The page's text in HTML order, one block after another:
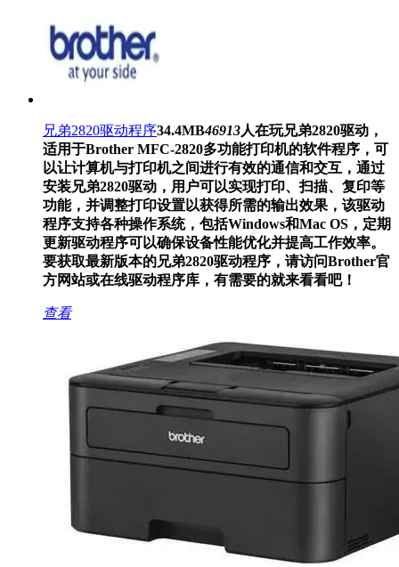
兄弟2820驱动程序34.4MB46913人在玩兄弟2820驱动，
适用于Brother MFC-2820多功能打印机的软件程序，可
以让计算机与打印机之间进行有效的通信和交互，通过
安装兄弟2820驱动，用户可以实现打印、扫描、复印等
功能，并调整打印设置以获得所需的输出效果，该驱动
程序支持各种操作系统，包括Windows和Mac OS，定期
更新驱动程序可以确保设备性能优化并提高工作效率。
要获取最新版本的兄弟2820驱动程序，请访问Brother官
方网站或在线驱动程序库，有需要的就来看看吧！
查看